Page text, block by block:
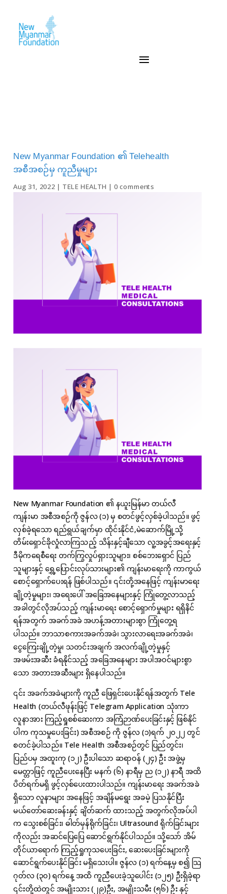
New Myanmar Foundation ၏ Telehealth
အစီအစဉ်မှ ကူညီမှုများ
Aug 31, 2022| TELE HEALTH | 0 comments
New Myanmar Foundation ၏ နယူးမြန်မာ တယ်လီ
ကျန်းမာ အစီအစဉ်ကို ဇွန်လ (၁) မှ စတင်ဖွင့်လှစ်ခဲ့ပါသည်။ ဖွင့်
လှစ်ခဲ့ရသော ရည်ရွယ်ချက်မှာ ထိုင်းနိုင်ငံ,မဲဆောက်မြို့သို့
တိမ်းရှောင်ခိုလှုံလာကြသည့် သိန်းနှင့်ချီသော လူ့အခွင့်အရေးနှင့်
ဒီမိုကရေစီရေး တက်ကြွလှုပ်ရှားသူများ၊ စစ်ဘေးရှောင် ပြည်
သူများနှင့် ရွှေ့ပြောင်းလုပ်သားများ၏ ကျန်းမာရေးကို ကာကွယ်
စောင့်ရှောက်ပေးရန် ဖြစ်ပါသည်။ ၎င်းတို့အနေဖြင့် ကျန်းမာရေး
ချို့တဲ့မှုများ၊ အရေးပေါ် အခြေအနေများနှင့် ကြုံတွေ့လာသည့်
အခါတွင်လိုအပ်သည့် ကျန်းမာရေး စောင့်ရှောက်မှုများ ရရှိနိင်
ရန်အတွက် အခက်အခဲ အဟန့်အတားများစွာ ကြုံတွေ့ရ
ပါသည်။ ဘာသာစကားအခက်အခဲ၊ သွားလာရေးအခက်အခဲ၊
ငွေကြေးချို့တဲ့မှု၊ သတင်းအချက် အလက်ချို့တဲ့မှုနှင့်
အဖမ်းအဆီး ခံရနိုင်သည့် အခြေအနေများ အပါအဝင်များစွာ
သော အတားအဆီးများ ရှိနေပါသည်။
၎င်း အခက်အခဲများကို ကူညီ ဖြေရှင်းပေးနိုင်ရန်အတွက် Tele
Health (တယ်လီဖုန်းဖြင့် Telegram Application သုံးကာ
လူနာအား ကြည့်ရှုစစ်ဆေးကာ အကြံဉာဏ်ပေးခြင်းနှင့် ဖြစ်နိုင်
ပါက ကုသမှုပေးခြင်း) အစီအစဉ် ကို ဇွန်လ (၁)ရက် ၂၀၂၂ တွင်
စတင်ခဲ့ပါသည်။ Tele Health အစီအစဉ်တွင် ပြည်တွင်း၊
ပြည်ပမှ အထူးကု (၁၂) ဦးပါသော ဆရာဝန် (၂၄) ဦး အဖွဲ့မှ
မေတ္တာဖြင့် ကူညီပေးနေပြီး မနက် (၆) နာရီမှ ည (၁၂) နာရီ အထိ
ပိတ်ရက်မရှိ ဖွင့်လှစ်ပေးထားပါသည်။ ကျန်းမာရေး အခက်အခဲ
ရှိသော လူနာများ အနေဖြင့် အချိန်မရွေး အခမဲ့ ပြသနိုင်ပြီး
မယ်တော်ဆေးခန်းနှင့် ချိတ်ဆက် ထားသည့် အတွက်လိုအပ်ပါ
က သွေးစစ်ခြင်း၊ ဓါတ်မှန်ရိုက်ခြင်း၊ Ultrasound ရိုက်ခြင်းများ
ကိုလည်း အဆင်ပြေပြေ ဆောင်ရွက်နိုင်ပါသည်။ သို့သော် အိမ်
တိုင်ယာရောက် ကြည့်ရှုကုသပေးခြင်း, ဆေးပေးခြင်းများကို
ဆောင်ရွက်ပေးနိုင်ခြင်း မရှိသေးပါ။ ဇွန်လ (၁) ရက်နေ့မှ စ၍ သြ
ဂုတ်လ (၃၀) ရက်နေ့ အထိ ကူညီပေးခဲ့သူပေါင်း (၁၂၅) ဦးရှိခဲ့ရာ
၎င်းတို့ထဲတွင် အမျိုးသား (၂၉)ဦး, အမျိုးသမီး (၅၆) ဦး နှင့်